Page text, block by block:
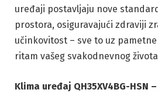
uređaji postavljaju nove
prostora, osiguravajući zdraviji
učinkovitost – sve to uz
ritam vašeg svakodnevnog
Klima uređaj QH35XV4BG-HSN